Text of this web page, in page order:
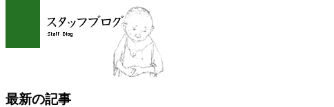
最新の記事